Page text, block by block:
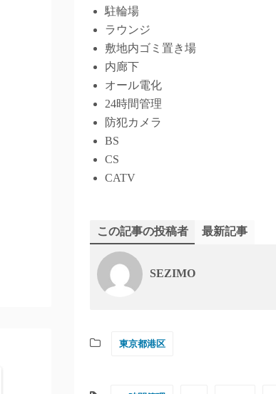
駐輪場
ラウンジ
敷地内ゴミ置き場
内廊下
オール電化
24時間管理
防犯カメラ
BS
CS
CATV
この記事の投稿者 最新記事
SEZIMO
東京都港区